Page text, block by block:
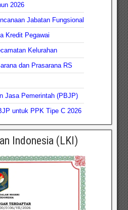
2026
Jabatan Fungsional
Kredit Pegawai
Kelurahan
dan Prasarana RS
Jasa Pemerintah (PBJP)
untuk PPK Tipe C 2026
Indonesia (LKI)